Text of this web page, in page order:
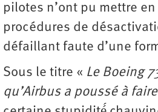
pilotes n’ont pu mettre
procédures de
défaillant faute d’une
Sous le titre « Le Boeing
qu’Airbus a poussé à faire